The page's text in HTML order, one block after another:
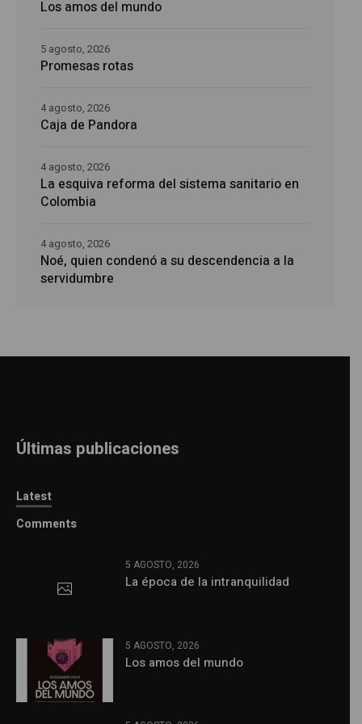
Los amos del mundo
Promesas rotas
5 agosto, 2026
Caja de Pandora
4 agosto, 2026
La esquiva reforma del sistema sanitario en
Colombia
4 agosto, 2026
Noé, quien condenó a su descendencia a la
servidumbre
4 agosto, 2026
Últimas publicaciones
Latest
Comments
5 AGOSTO, 2026
La época de la intranquilidad
5 AGOSTO, 2026
Los amos del mundo